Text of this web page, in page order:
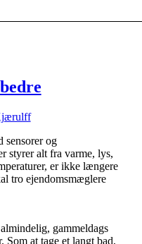
og
styrer alt fra varme, lys,
er ikke længere
tro ejendomsmæglere
gammeldags
at tage et langt bad,